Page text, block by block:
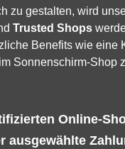
zu gestalten, wird
Trusted Shops
Benefits wie
Sonnenschirm-Shop
Online-
ausgewählte